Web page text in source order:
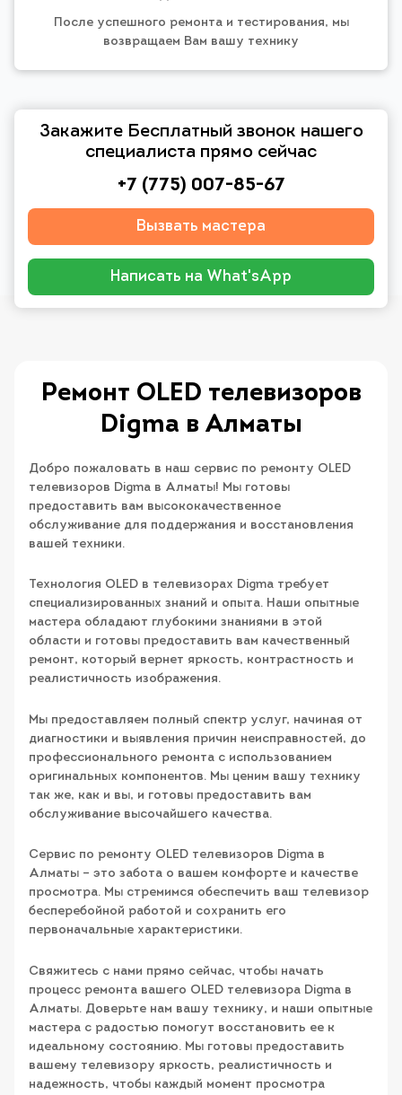
После успешного ремонта и тестирования, мы
возвращаем Вам вашу технику
Закажите Бесплатный звонок нашего
специалиста прямо сейчас
+7 (775) 007-85-67
Вызвать мастера
Написать на What'sApp
Ремонт OLED телевизоров
Digma в Алматы
Добро пожаловать в наш сервис по ремонту OLED
телевизоров Digma в Алматы! Мы готовы
предоставить вам высококачественное
обслуживание для поддержания и восстановления
вашей техники.
Технология OLED в телевизорах Digma требует
специализированных знаний и опыта. Наши опытные
мастера обладают глубокими знаниями в этой
области и готовы предоставить вам качественный
ремонт, который вернет яркость, контрастность и
реалистичность изображения.
Мы предоставляем полный спектр услуг, начиная от
диагностики и выявления причин неисправностей, до
профессионального ремонта с использованием
оригинальных компонентов. Мы ценим вашу технику
так же, как и вы, и готовы предоставить вам
обслуживание высочайшего качества.
Сервис по ремонту OLED телевизоров Digma в
Алматы – это забота о вашем комфорте и качестве
просмотра. Мы стремимся обеспечить ваш телевизор
бесперебойной работой и сохранить его
первоначальные характеристики.
Свяжитесь с нами прямо сейчас, чтобы начать
процесс ремонта вашего OLED телевизора Digma в
Алматы. Доверьте нам вашу технику, и наши опытные
мастера с радостью помогут восстановить ее к
идеальному состоянию. Мы готовы предоставить
вашему телевизору яркость, реалистичность и
надежность, чтобы каждый момент просмотра